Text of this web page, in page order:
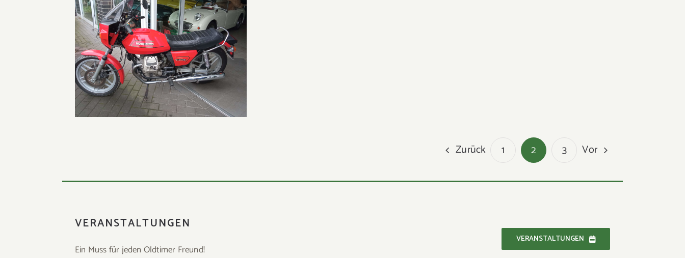
Moto Guzzi 350 Bauj. 1982
Zurück 1 2 3 Vor
VERANSTALTUNGEN
Ein Muss für jeden Oldtimer Freund!
VERANSTALTUNGEN